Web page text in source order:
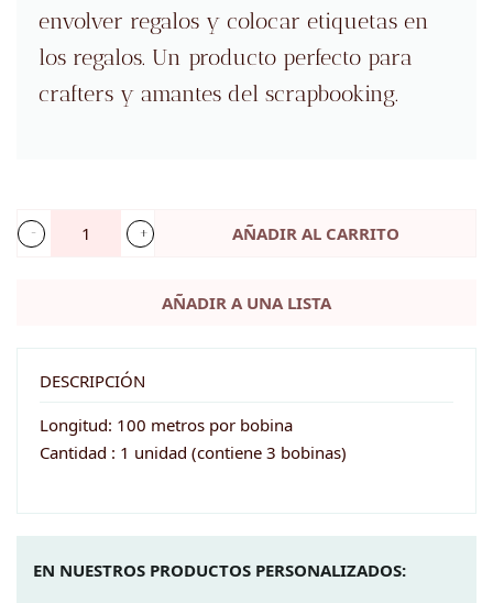
envolver regalos y colocar etiquetas en
los regalos. Un producto perfecto para
crafters y amantes del scrapbooking.
Baker's
-
100
metros
cantidad
AÑADIR AL CARRITO
AÑADIR A UNA LISTA
DESCRIPCIÓN
Longitud: 100 metros por bobina
Cantidad : 1 unidad (contiene 3 bobinas)
EN NUESTROS PRODUCTOS PERSONALIZADOS: